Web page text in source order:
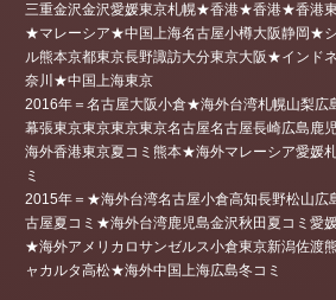
三重金沢金沢愛媛東京札幌★香港★香港★香港
★マレーシア★中国上海名古屋小樽大阪静岡★
ル熊本京都東京長野諏訪大分東京大阪★インド
奈川★中国上海東京
2016年＝名古屋大阪小倉★海外台湾札幌山梨広
幕張東京東京東京東京名古屋名古屋長崎広島鹿
海外香港東京夏コミ熊本★海外マレーシア愛媛
ミ
2015年＝★海外台湾名古屋小倉高知長野松山広
古屋夏コミ★海外台湾鹿児島金沢秋田夏コミ愛
★海外アメリカロサンゼルス小倉東京新潟佐渡
ャカルタ高松★海外中国上海広島冬コミ